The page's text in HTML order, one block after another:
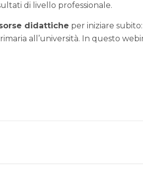
di livello professionale.
didattiche per iniziare
all’università. In questo